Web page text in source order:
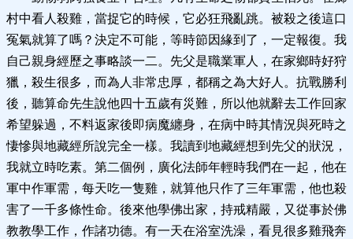
村中看人殺雞，當捉它的時候，它必狂飛亂跳。被殺之後這口
冤氣就算了嗎？決定不可能，等時節因緣到了，一定報復。我
自己親身經歷之事略談一二。先父是職業軍人，在家鄉時好狩
獵，殺生很多，而為人非常忠厚，都稱之為大好人。抗戰勝利
後，聽算命先生說他四十五歲有災難，所以他就辭去工作回家
希望躲過，不料返家後即病魔纏身，在病中時其情況與死時之
悽慘與地藏經所說完全一樣。我讀到地藏經想到先父的狀況，
我就立時吃素。第二個例，廣化法師年輕時我們在一起，他在
軍中作軍需，每天吃一隻雞，就算他只作了三年軍需，他也殺
害了一千多條性命。後來他學佛出家，持戒精嚴，又從事於佛
教教學工作，作諸功德。有一天在浴室洗澡，看見很多雞飛奔